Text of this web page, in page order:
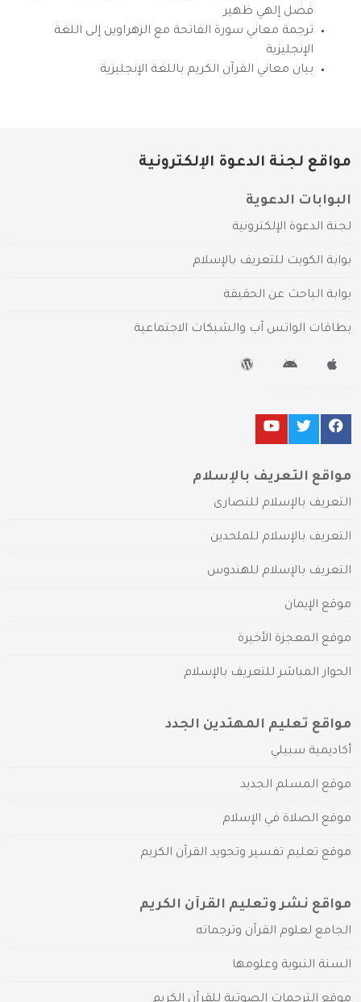
فضل إلهي ظهير
ترجمة معاني سورة الفاتحة مع الزهراوين إلى اللغة
الإنجليزية
بيان معاني القرآن الكريم باللغة الإنجليزية
مواقع لجنة الدعوة الإلكترونية
البوابات الدعوية
لجنة الدعوة الإلكترونية
بوابة الكويت للتعريف بالإسلام
بوابة الباحث عن الحقيقة
بطاقات الواتس آب والشبكات الاجتماعية
مواقع التعريف بالإسلام
التعريف بالإسلام للنصارى
التعريف بالإسلام للملحدين
التعريف بالإسلام للهندوس
موقع الإيمان
موقع المعجزة الأخيرة
الحوار المباشر للتعريف بالإسلام
مواقع تعليم المهتدين الجدد
أكاديمية سبيلي
موقع المسلم الجديد
موقع الصلاة في الإسلام
موقع تعليم تفسير وتجويد القرآن الكريم
مواقع نشر وتعليم القرآن الكريم
الجامع لعلوم القرآن وترجماته
السنة النبوية وعلومها
موقع الترجمات الصوتية للقرآن الكريم